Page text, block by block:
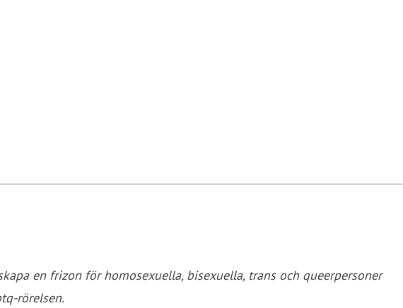
en frizon för homosexuella, bisexuella, trans och queerpersoner
rörelsen.